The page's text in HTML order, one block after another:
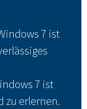
7 ist
7 ist
zu erlernen.